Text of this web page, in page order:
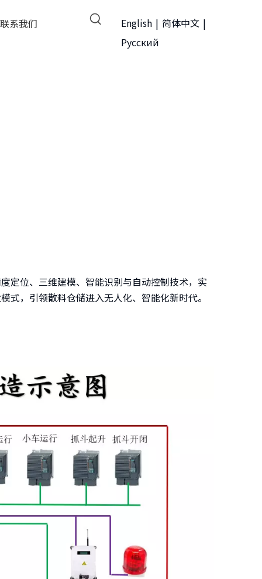
联系我们 English | 简体中文 |
Pусский
定位、三维建模、智能识别与自动控制技术，实
，引领散料仓储进入无人化、智能化新时代。